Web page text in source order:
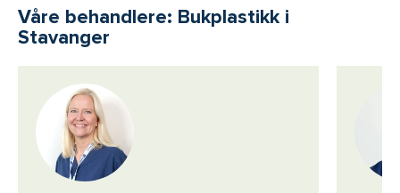
Våre behandlere: Bukplastikk i
Stavanger